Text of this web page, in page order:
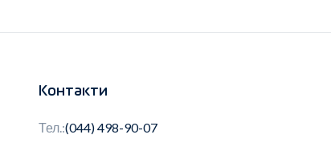
Контакти
Тел.:(044) 498-90-07